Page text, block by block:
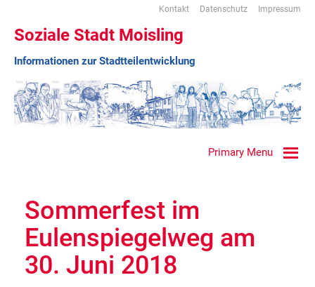
Kontakt Datenschutz Impressum
Soziale Stadt Moisling
Informationen zur Stadtteilentwicklung
Primary Menu
Sommerfest im
Eulenspiegelweg am
30. Juni 2018